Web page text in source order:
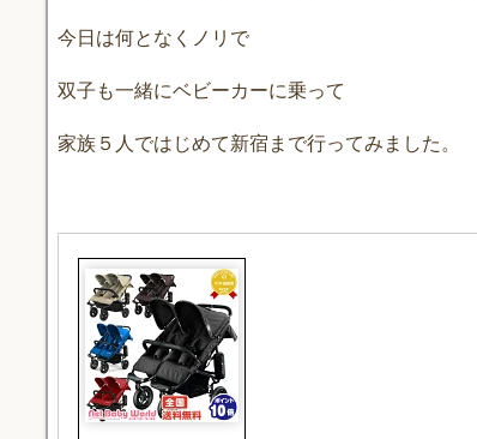
今日は何となくノリで
双子も一緒にベビーカーに乗って
家族５人ではじめて新宿まで行ってみました。